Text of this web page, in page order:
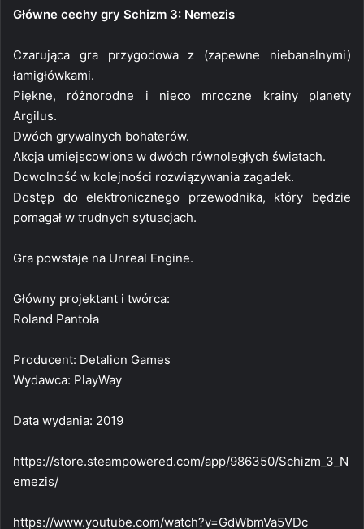
Główne cechy gry Schizm 3: Nemezis
Czarująca gra przygodowa z (zapewne niebanalnymi)
łamigłówkami.
Piękne, różnorodne i nieco mroczne krainy planety
Argilus.
Dwóch grywalnych bohaterów.
Akcja umiejscowiona w dwóch równoległych światach.
Dowolność w kolejności rozwiązywania zagadek.
Dostęp do elektronicznego przewodnika, który będzie
pomagał w trudnych sytuacjach.
Gra powstaje na Unreal Engine.
Główny projektant i twórca:
Roland Pantoła
Producent: Detalion Games
Wydawca: PlayWay
Data wydania: 2019
https://store.steampowered.com/app/986350/Schizm_3_N
emezis/
https://www.youtube.com/watch?v=GdWbmVa5VDc